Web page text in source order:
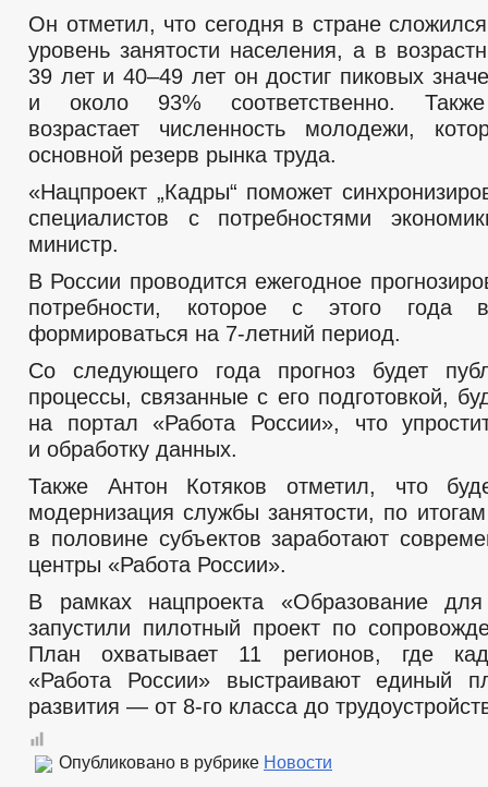
Он отметил, что сегодня в стране
уровень занятости населения, а в
39 лет и 40–49 лет он достиг пиковых
и около 93% соответственно. Также
возрастает численность молодежи,
основной резерв рынка труда.
«Нацпроект „Кадры“ поможет
специалистов с потребностями
министр.
В России проводится ежегодное
потребности, которое с этого года
формироваться на 7-летний период.
Со следующего года прогноз будет
процессы, связанные с его подготовкой,
на портал «Работа России», что
и обработку данных.
Также Антон Котяков отметил, что
модернизация службы занятости, по
в половине субъектов заработают
центры «Работа России».
В рамках нацпроекта «Образование
запустили пилотный проект по
План охватывает 11 регионов, где
«Работа России» выстраивают единый
развития — от 8-го класса до
Опубликовано в рубрике Новости